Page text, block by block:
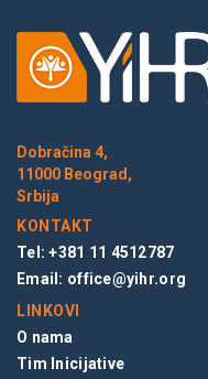
Dobračina 4,
11000 Beograd,
Srbija
KONTAKT
Tel: +381 11 4512787
Email: office@yihr.org
LINKOVI
O nama
Tim Inicijative